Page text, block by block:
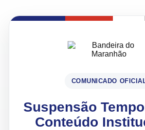
COMUNICADO
Suspensão
Conteúdo